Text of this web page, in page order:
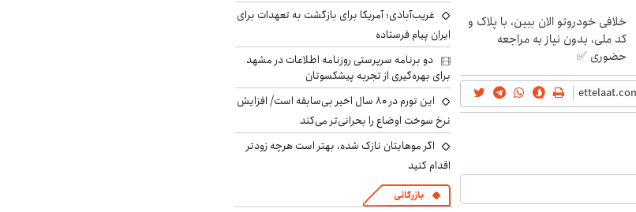
خلافی خودروتو الان ببین، با پلاک و
کد ملی، بدون نیاز به مراجعه
حضوری ✅
غریب‌آبادی: آمریکا برای بازگشت به تعهدات برای
ایران پیام فرستاده
دو برنامه سرپرستی روزنامه اطلاعات در مشهد
برای بهره‌گیری از تجربه پیشکسوتان
این تورم در ۸۰ سال اخیر بی‌سابقه است/ افزایش
نرخ سوخت اوضاع را بحرانی‌تر می‌کند
اگر موهایتان نازک شده، بهتر است هرچه زودتر
اقدام کنید
بازرگانی